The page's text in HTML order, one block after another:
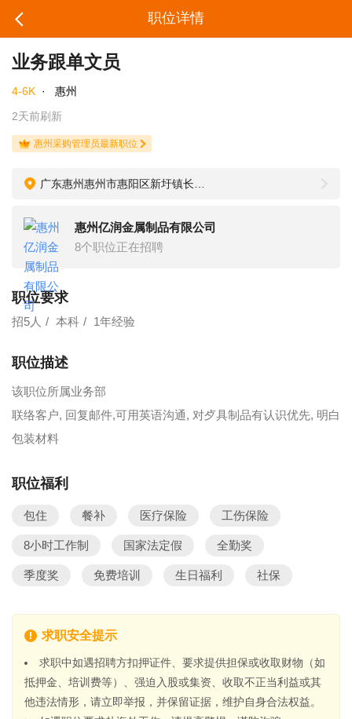
职位详情
业务跟单文员
4-6K ·
惠州
2天前刷新
惠州采购管理员最新职位
惠州亿润金属制品有限公司
8个职位正在招聘
职位要求
招5人 本科 1年经验
职位描述
该职位所属业务部
联络客户, 回复邮件,可用英语沟通, 对歺具制品有认识优先, 明白
包装材料
职位福利
包住 餐补 医疗保险 工伤保险
8小时工作制 国家法定假 全勤奖
季度奖 免费培训 生日福利 社保
求职安全提示
求职中如遇招聘方扣押证件、要求提供担保或收取财物（如
抵押金、培训费等）、强迫入股或集资、收取不正当利益或其
他违法情形，请立即举报，并保留证据，维护自身合法权益。